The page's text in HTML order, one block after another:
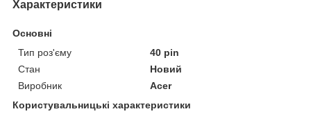
Характеристики
Основні
Тип роз'єму
40 pin
Стан
Новий
Виробник
Acer
Користувальницькі характеристики